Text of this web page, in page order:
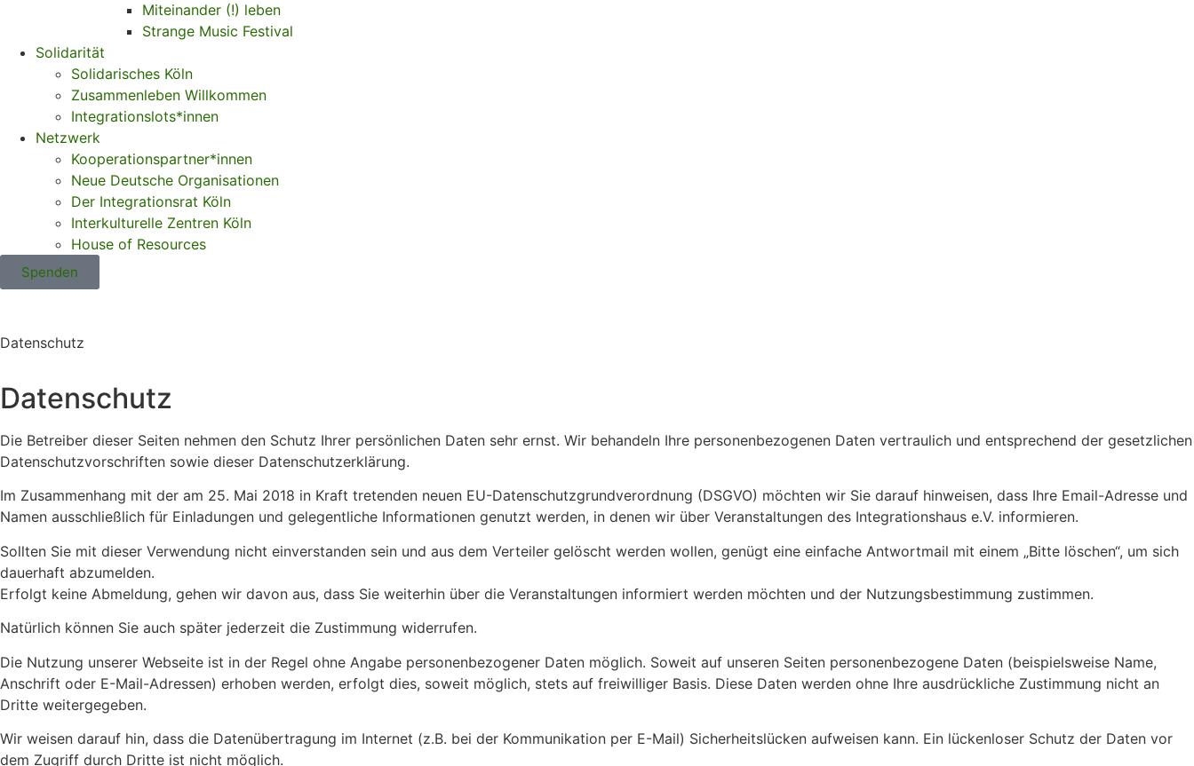
Miteinander (!) leben
Strange Music Festival
Solidarität
Solidarisches Köln
Zusammenleben Willkommen
Integrationslots*innen
Netzwerk
Kooperationspartner*innen
Neue Deutsche Organisationen
Der Integrationsrat Köln
Interkulturelle Zentren Köln
House of Resources
Spenden
Datenschutz
Datenschutz
Die Betreiber dieser Seiten nehmen den Schutz Ihrer persönlichen Daten sehr ernst. Wir behandeln Ihre personenbezogenen Daten vertraulich und entsprechend der gesetzlichen
Datenschutzvorschriften sowie dieser Datenschutzerklärung.
Im Zusammenhang mit der am 25. Mai 2018 in Kraft tretenden neuen EU-Datenschutzgrundverordnung (DSGVO) möchten wir Sie darauf hinweisen, dass Ihre Email-Adresse und
Namen ausschließlich für Einladungen und gelegentliche Informationen genutzt werden, in denen wir über Veranstaltungen des Integrationshaus e.V. informieren.
Sollten Sie mit dieser Verwendung nicht einverstanden sein und aus dem Verteiler gelöscht werden wollen, genügt eine einfache Antwortmail mit einem „Bitte löschen“, um sich
dauerhaft abzumelden.
Erfolgt keine Abmeldung, gehen wir davon aus, dass Sie weiterhin über die Veranstaltungen informiert werden möchten und der Nutzungsbestimmung zustimmen.
Natürlich können Sie auch später jederzeit die Zustimmung widerrufen.
Die Nutzung unserer Webseite ist in der Regel ohne Angabe personenbezogener Daten möglich. Soweit auf unseren Seiten personenbezogene Daten (beispielsweise Name,
Anschrift oder E-Mail-Adressen) erhoben werden, erfolgt dies, soweit möglich, stets auf freiwilliger Basis. Diese Daten werden ohne Ihre ausdrückliche Zustimmung nicht an
Dritte weitergegeben.
Wir weisen darauf hin, dass die Datenübertragung im Internet (z.B. bei der Kommunikation per E-Mail) Sicherheitslücken aufweisen kann. Ein lückenloser Schutz der Daten vor
dem Zugriff durch Dritte ist nicht möglich.